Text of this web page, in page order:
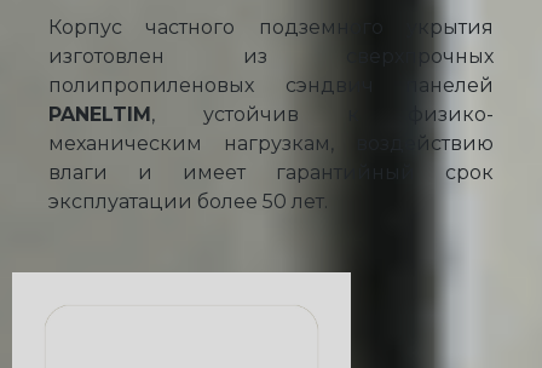
Корпус частного подземного укрытия
изготовлен из сверхпрочных
полипропиленовых сэндвич панелей
PANELTIM, устойчив к физико-
механическим нагрузкам, воздействию
влаги и имеет гарантийный срок
эксплуатации более 50 лет.